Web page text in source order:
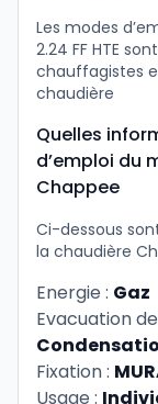
Les modes
2.24 FF HTE
chauffagistes
chaudière
Quelles
d’emploi du
Chappee
Ci-dessous
la chaudière
Energie : Gaz
Evacuation
Fixation :
Usage :